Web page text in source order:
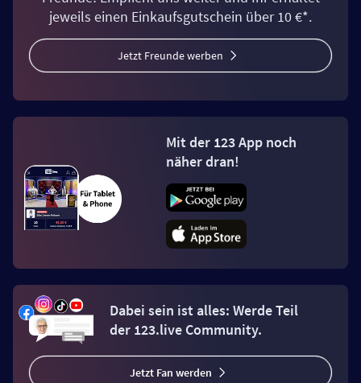
jeweils einen Einkaufsgutschein über 10 €*.
Jetzt Freunde werben
Mit der 123 App noch
näher dran!
Dabei sein ist alles: Werde Teil
der 123.live Community.
Jetzt Fan werden